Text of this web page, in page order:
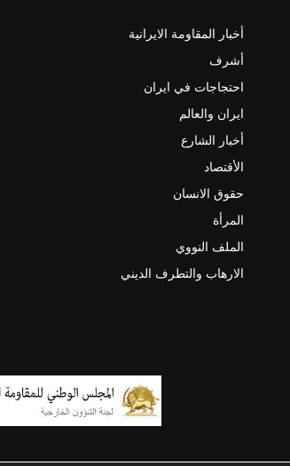
أخبار المقاومة الايرانية
أشرف
احتجاجات في ايران
ايران والعالم
أخبار الشارع
الأقتصاد
حقوق الانسان
المرأة
الملف النووي
الارهاب والتطرف الديني